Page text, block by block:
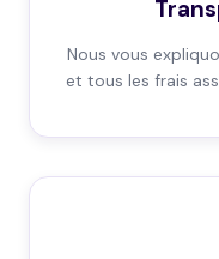
Nous vous
et tous les frais